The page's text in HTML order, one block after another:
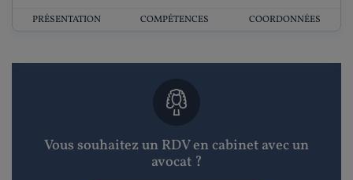
PRÉSENTATION COMPÉTENCES COORDONNÉES
Vous souhaitez un RDV en cabinet avec un
avocat ?